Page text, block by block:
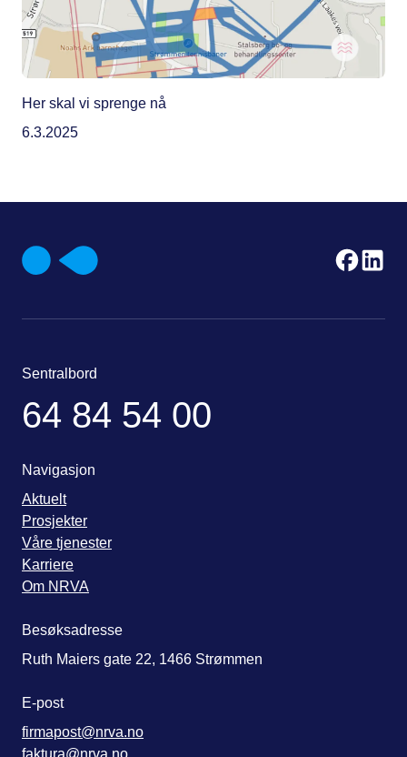
Her skal vi sprenge nå
6.3.2025
Sentralbord
64 84 54 00
Navigasjon
Aktuelt
Prosjekter
Våre tjenester
Karriere
Om NRVA
Besøksadresse
Ruth Maiers gate 22, 1466 Strømmen
E-post
firmapost@nrva.no
faktura@nrva.no